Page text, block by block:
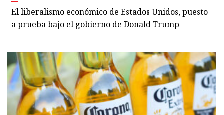
El liberalismo económico de Estados Unidos, puesto
a prueba bajo el gobierno de Donald Trump